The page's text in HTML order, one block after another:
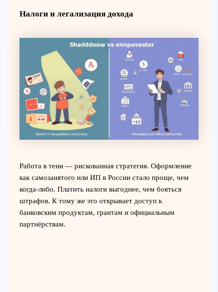
Налоги и легализация дохода
Работа в тени — рискованная стратегия. Оформление
как самозанятого или ИП в России стало проще, чем
когда-либо. Платить налоги выгоднее, чем бояться
штрафов. К тому же это открывает доступ к
банковским продуктам, грантам и официальным
партнёрствам.